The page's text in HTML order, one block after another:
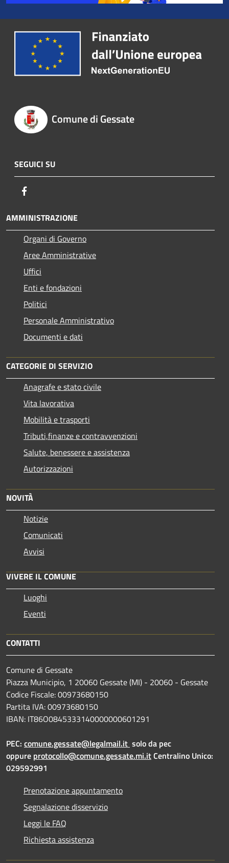
Comune di Gessate
SEGUICI SU
AMMINISTRAZIONE
Organi di Governo
Aree Amministrative
Uffici
Enti e fondazioni
Politici
Personale Amministrativo
Documenti e dati
CATEGORIE DI SERVIZIO
Anagrafe e stato civile
Vita lavorativa
Mobilità e trasporti
Tributi,finanze e contravvenzioni
Salute, benessere e assistenza
Autorizzazioni
NOVITÀ
Notizie
Comunicati
Avvisi
VIVERE IL COMUNE
Luoghi
Eventi
CONTATTI
Comune di Gessate
Piazza Municipio, 1 20060 Gessate (MI) - 20060 - Gessate
Codice Fiscale: 00973680150
Partita IVA: 00973680150
IBAN: IT86O0845333140000000601291
PEC: comune.gessate@legalmail.it solo da pec
oppure protocollo@comune.gessate.mi.itCentralino Unico:
029592991
Prenotazione appuntamento
Segnalazione disservizio
Leggi le FAQ
Richiesta assistenza